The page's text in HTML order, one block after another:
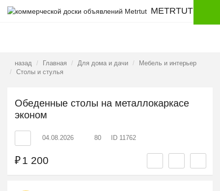
METRTUT
назад Главная Для дома и дачи
Мебель и интерьер
Столы и стулья
Обеденные столы на металлокаркасе
эконом
04.08.2026 80 ID 11762
₽1 200